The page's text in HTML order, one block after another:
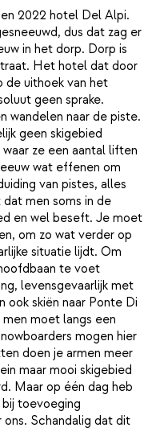
2022 hotel Del Alpi.
dus dat zag er
in het dorp. Dorp is
Het hotel dat door
de uithoek van het
geen sprake.
wandelen naar de piste.
geen skigebied
ze een aantal liften
wat effenen om
van pistes, alles
men soms in de
en wel beseft. Je moet
om zo wat verder op
situatie lijdt. Om
te voet
levensgevaarlijk met
ook skiën naar Ponte Di
moet langs een
mogen hier
doen je armen meer
maar mooi skigebied
Maar op één dag heb
toevoeging
Schandalig dat dit